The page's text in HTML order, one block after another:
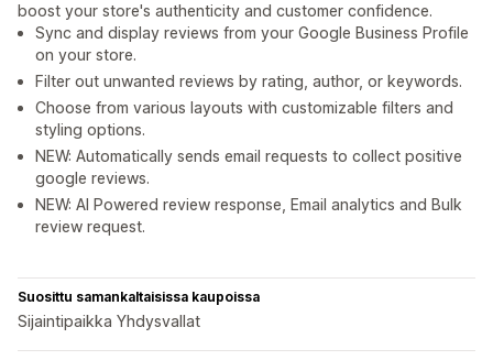
boost your store's authenticity and customer confidence.
Sync and display reviews from your Google Business Profile
on your store.
Filter out unwanted reviews by rating, author, or keywords.
Choose from various layouts with customizable filters and
styling options.
NEW: Automatically sends email requests to collect positive
google reviews.
NEW: AI Powered review response, Email analytics and Bulk
review request.
Suosittu samankaltaisissa kaupoissa
Sijaintipaikka Yhdysvallat